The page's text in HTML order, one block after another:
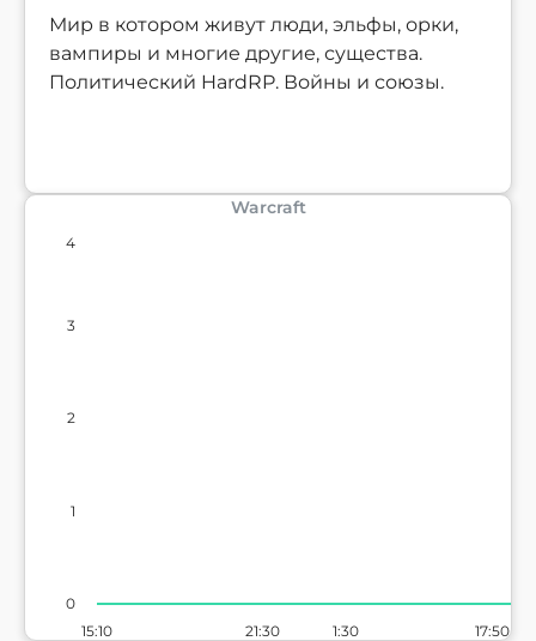
Мир в котором живут люди, эльфы, орки,
вампиры и многие другие, существа.
Политический HardRP. Войны и союзы.
Warcraft
15:10 21:30 1:30 17:50
0
1
2
3
4